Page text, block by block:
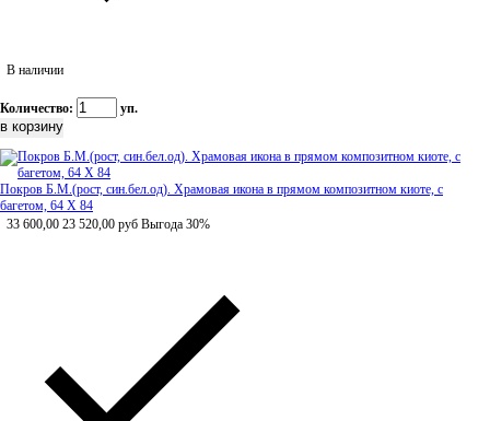
В наличии
Количество: уп.
Покров Б.М.(рост, син.бел.од). Храмовая икона в прямом композитном киоте, с
багетом, 64 Х 84
33 600,00 23 520,00 руб Выгода 30%